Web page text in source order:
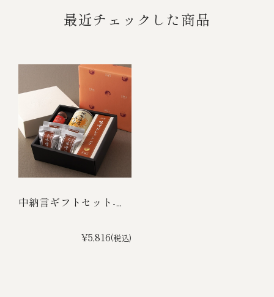
最近チェックした商品
中納言ギフトセット-...
¥5,816(税込)